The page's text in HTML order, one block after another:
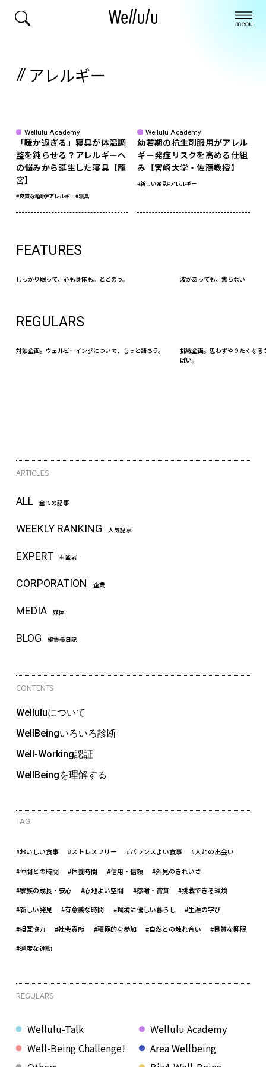
アレルギー
Wellulu Academy
「暖か過ぎる」寝具が体温調
整を鈍らせる？アレルギーへ
の悩みから誕生した寝具【龍
宮】
#良質な睡眠#アレルギー#寝具
Wellulu Academy
幼若期の抗生剤服用がアレル
ギー発症リスクを高める仕組
み【宮崎大学・佐藤教授】
#新しい発見#アレルギー
FEATURES
しっかり眠って、心も身体も。ととのう。 波があっても、焦らない
REGULARS
対談企画。ウェルビーイングについて、もっと語ろう。
挑戦企画。思わずやりたくなる
ぱい。
ARTICLES
ALL 全ての記事
WEEKLY RANKING 人気記事
EXPERT 有識者
CORPORATION 企業
MEDIA 媒体
BLOG 編集長日記
CONTENTS
Welluluについて
WellBeingいろいろ診断
Well-Working認証
WellBeingを理解する
TAG
#おいしい食事 #ストレスフリー #バランスよい食事 #人との出会い
#仲間との時間 #休養時間 #信用・信頼 #外見のきれいさ
#家族の成長・安心 #心地よい空間 #感謝・賞賛 #挑戦できる環境
#新しい発見 #有意義な時間 #環境に優しい暮らし #生涯の学び
#相互協力 #社会貢献 #積極的な参加 #自然との触れ合い #良質な睡眠
#適度な運動
REGULARS
Wellulu-Talk
Well-Being Challenge!
Wellulu Academy
Area Wellbeing